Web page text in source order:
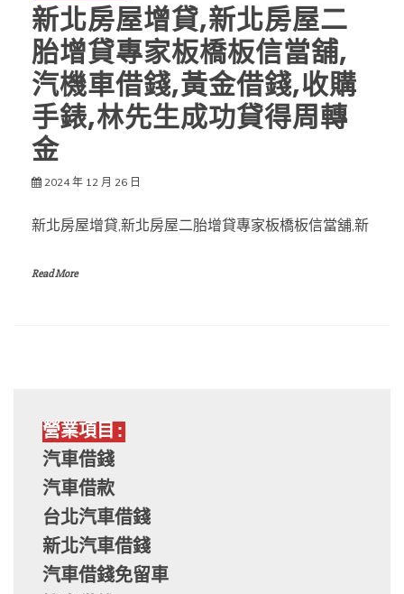
新北房屋增貸,新北房屋二
胎增貸專家板橋板信當舖,
汽機車借錢,黃金借錢,收購
手錶,林先生成功貸得周轉
金
2024 年 12 月 26 日
新北房屋增貸,新北房屋二胎增貸專家板橋板信當舖,新
Read More
營業項目:
汽車借錢
汽車借款
台北汽車借錢
新北汽車借錢
汽車借錢免留車